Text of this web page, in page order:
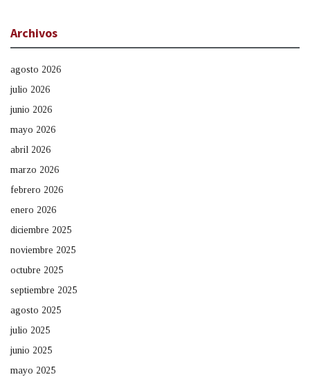
Archivos
agosto 2026
julio 2026
junio 2026
mayo 2026
abril 2026
marzo 2026
febrero 2026
enero 2026
diciembre 2025
noviembre 2025
octubre 2025
septiembre 2025
agosto 2025
julio 2025
junio 2025
mayo 2025